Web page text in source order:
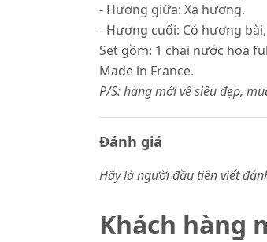
- Hương giữa: Xạ hương.
- Hương cuối: Cỏ hương
Set gồm: 1 chai nước hoa
Made in France.
P/S: hàng mới về siêu đẹp,
Đánh giá
Hãy là người đầu tiên viết
Khách hàng